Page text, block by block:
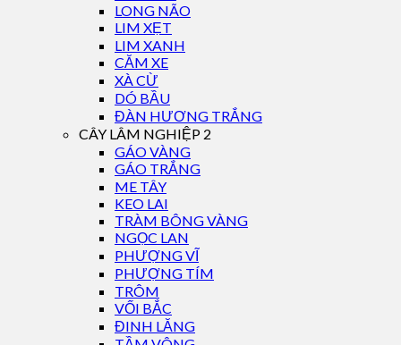
LONG NÃO
LIM XẸT
LIM XANH
CĂM XE
XÀ CỪ
DÓ BẦU
ĐÀN HƯƠNG TRẮNG
CÂY LÂM NGHIỆP 2
GÁO VÀNG
GÁO TRẮNG
ME TÂY
KEO LAI
TRÀM BÔNG VÀNG
NGỌC LAN
PHƯỢNG VĨ
PHƯỢNG TÍM
TRÔM
VỐI BẮC
ĐINH LĂNG